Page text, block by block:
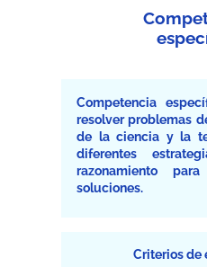
Competencia
resolver problemas
de la ciencia y la
diferentes
razonamiento
soluciones.
Criterios de